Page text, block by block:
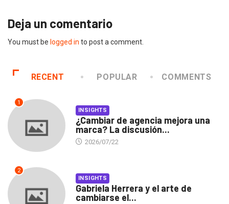
Deja un comentario
You must be logged in to post a comment.
RECENT POPULAR COMMENTS
1
INSIGHTS
¿Cambiar de agencia mejora una
marca? La discusión...
2026/07/22
2
INSIGHTS
Gabriela Herrera y el arte de
cambiarse el...